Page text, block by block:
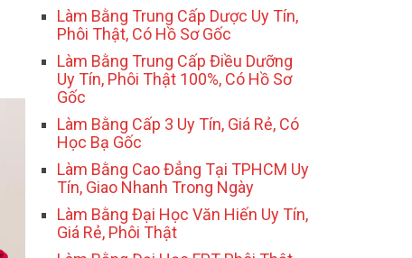
Làm Bằng Trung Cấp Dược Uy Tín,
Phôi Thật, Có Hồ Sơ Gốc
Làm Bằng Trung Cấp Điều Dưỡng
Uy Tín, Phôi Thật 100%, Có Hồ Sơ
Gốc
Làm Bằng Cấp 3 Uy Tín, Giá Rẻ, Có
Học Bạ Gốc
Làm Bằng Cao Đẳng Tại TPHCM Uy
Tín, Giao Nhanh Trong Ngày
Làm Bằng Đại Học Văn Hiến Uy Tín,
Giá Rẻ, Phôi Thật